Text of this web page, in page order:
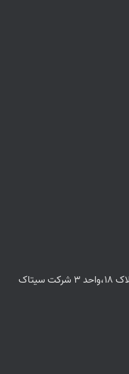
تهران،خیابان مدنی شمالی،کوچه رمضانی،پلاک 18،واحد 3 شرکت سیتاک